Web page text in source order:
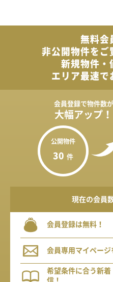
無料会
非公開物件を ご
新規物件・
エリア最速で
会員登録で物件数が
大幅アップ！
公開物件
30 件
現在の会員
会員登録は無料！
会員専用マイページ
希望条件に合う新
信！